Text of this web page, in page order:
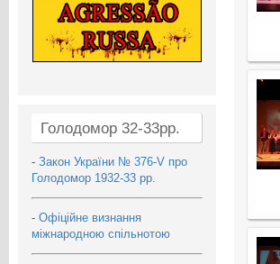
Голодомор 32-33рр.
- Закон України № 376-V про
Голодомор 1932-33 рр.
- Офіційне визнання
міжнародною спільнотою